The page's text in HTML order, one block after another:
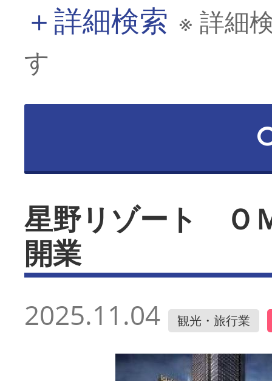
＋詳細検索 ※ 詳細
す
星野リゾート Ｏ
開業
2025.11.04 観光・旅行業